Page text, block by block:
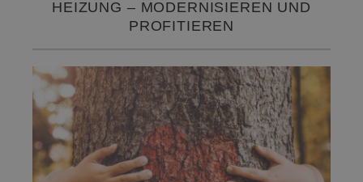
HEIZUNG – MODERNISIEREN UND
PROFITIEREN